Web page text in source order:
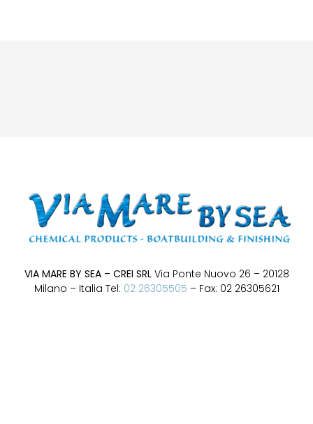
VIA MARE BY SEA – CREI SRLVia Ponte Nuovo 26 – 20128
Milano – Italia Tel: 02 26305505 – Fax: 02 26305621